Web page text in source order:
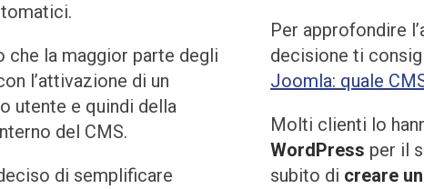
che la maggior parte degli
l’attivazione di un
utente e quindi della
del CMS.
di semplificare
Per approfondire
decisione ti
Joomla: quale
Molti clienti lo
WordPress per il
subito di creare